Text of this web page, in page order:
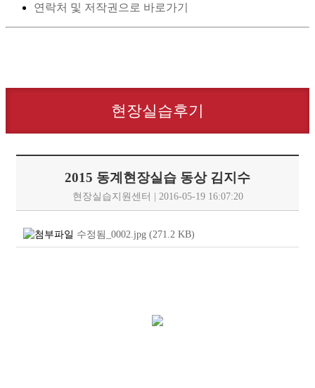
연락처 및 저작권으로 바로가기
현장실습후기
2015 동계현장실습 동상 김지수
현장실습지원센터 | 2016-05-19 16:07:20
수정됨_0002.jpg (271.2 KB)